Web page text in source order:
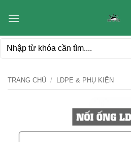
qua
dung
Tìm
TRANG CHỦ / LDPE & PHỤ KIỆN